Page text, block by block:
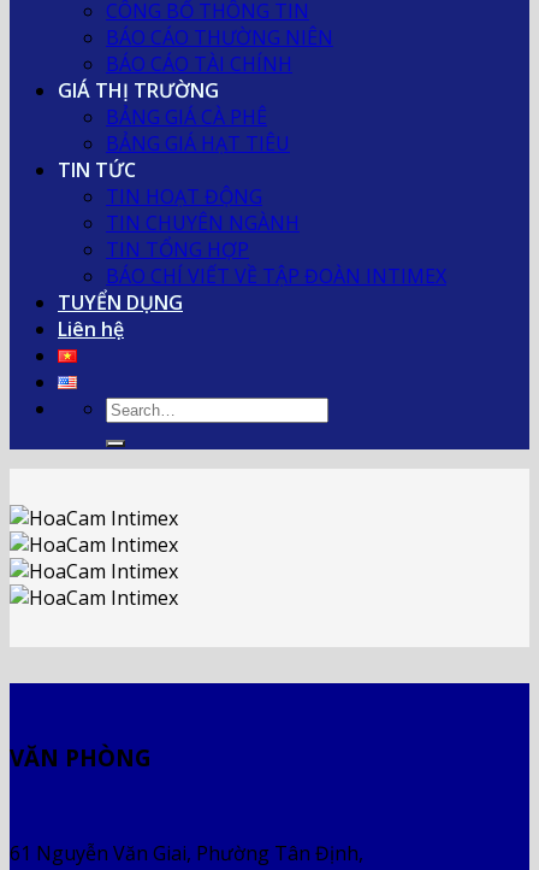
CÔNG BỐ THÔNG TIN
BÁO CÁO THƯỜNG NIÊN
BÁO CÁO TÀI CHÍNH
GIÁ THỊ TRƯỜNG
BẢNG GIÁ CÀ PHÊ
BẢNG GIÁ HẠT TIÊU
TIN TỨC
TIN HOẠT ĐỘNG
TIN CHUYÊN NGÀNH
TIN TỔNG HỢP
BÁO CHÍ VIẾT VỀ TẬP ĐOÀN INTIMEX
TUYỂN DỤNG
Liên hệ
VĂN PHÒNG
61 Nguyễn Văn Giai, Phường Tân Định,